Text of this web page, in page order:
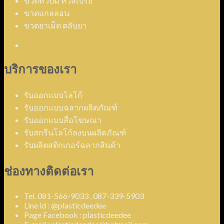
ขวดแกลลอน
ขวดยาเม็ด ตลับยา
บริการของเรา
รับออกแบบโลโก้
รับออกแบบฉลากผลิตภัณฑ์
รับออกแบบสื่อโฆษณา
รับสกรีนโลโก้ลงบนผลิตภัณฑ์
รับผลิตสติกเกอร์ฉลากสินค้า
ช่องทางติดต่อเรา
Tel. 081-566-9033 , 087-339-5903
Line id : @plasticdeedee
Page Facebook : plasticdeedee